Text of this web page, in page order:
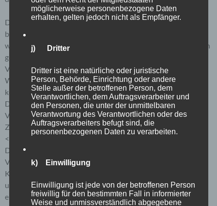
Der für die Verarbeitung Verantwortliche erteilt jeder
betroffenen Person jederzeit auf Anfrage Auskunft darüber,
welche personenbezogenen Daten über die betroffene Person
gespeichert sind. Ferner berichtigt oder löscht der für die
Verarbeitung Verantwortliche personenbezogene Daten auf
Wunsch oder Hinweis der betroffenen Person, soweit dem
keine gesetzlichen Aufbewahrungspflichten entgegenstehen.
Die Gesamtheit der Mitarbeiter des für die Verarbeitung
Verantwortlichen stehen der betroffenen Person in diesem
Zusammenhang als Ansprechpartner zur Verfügung.
<h4>Kontaktmöglichkeit über die Internetseite</h4>
Die Internetseite enthält aufgrund von gesetzlichen
Vorschriften Angaben, die eine schnelle elektronische
Kontaktaufnahme zu unserem Unternehmen sowie eine
unmittelbare Kommunikation mit uns ermöglichen, was
ebenfalls eine allgemeine Adresse der sogenannten
möglicherweise personenbezogene Daten
erhalten, gelten jedoch nicht als Empfänger.
j) Dritter
Dritter ist eine natürliche oder juristische
Person, Behörde, Einrichtung oder andere
Stelle außer der betroffenen Person, dem
Verantwortlichen, dem Auftragsverarbeiter und
den Personen, die unter der unmittelbaren
Verantwortung des Verantwortlichen oder des
Auftragsverarbeiters befugt sind, die
personenbezogenen Daten zu verarbeiten.
k) Einwilligung
Einwilligung ist jede von der betroffenen Person
freiwillig für den bestimmten Fall in informierter
Weise und unmissverständlich abgegebene